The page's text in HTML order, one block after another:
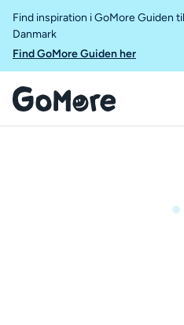
Find inspiration i GoMore Guiden
Danmark
Find GoMore Guiden her